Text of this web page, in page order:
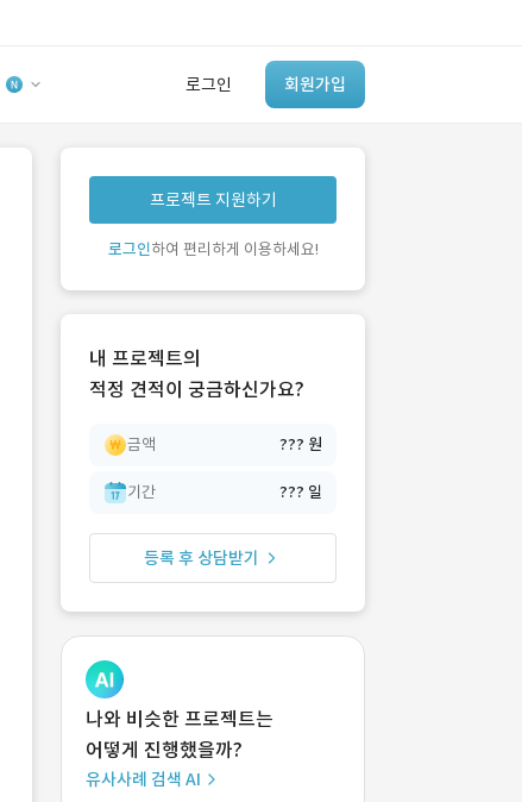
로그인 회원가입
유사사례 검색 AI
‘이런 거’ 만들어본
개발 회사 있어?
프로젝트 지원하기
로그인하여 편리하게 이용하세요!
내 프로젝트의
적정 견적이 궁금하신가요?
금액 ??? 원
기간 ??? 일
등록 후 상담받기
나와 비슷한 프로젝트는
어떻게 진행했을까?
유사사례 검색 AI